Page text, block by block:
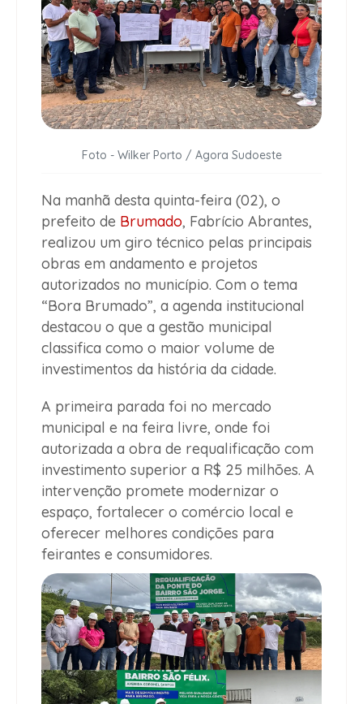
Foto - Wilker Porto / Agora Sudoeste
Na manhã desta quinta-feira (02), o
prefeito de Brumado, Fabrício Abrantes,
realizou um giro técnico pelas principais
obras em andamento e projetos
autorizados no município. Com o tema
“Bora Brumado”, a agenda institucional
destacou o que a gestão municipal
classifica como o maior volume de
investimentos da história da cidade.
A primeira parada foi no mercado
municipal e na feira livre, onde foi
autorizada a obra de requalificação com
investimento superior a R$ 25 milhões. A
intervenção promete modernizar o
espaço, fortalecer o comércio local e
oferecer melhores condições para
feirantes e consumidores.